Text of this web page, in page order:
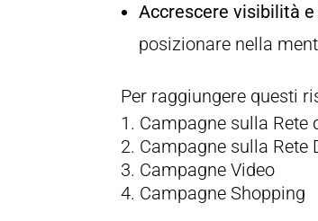
Accrescere visibilità
posizionare nella
Per raggiungere questi
Campagne sulla Rete
Campagne sulla Rete
Campagne Video
Campagne Shopping